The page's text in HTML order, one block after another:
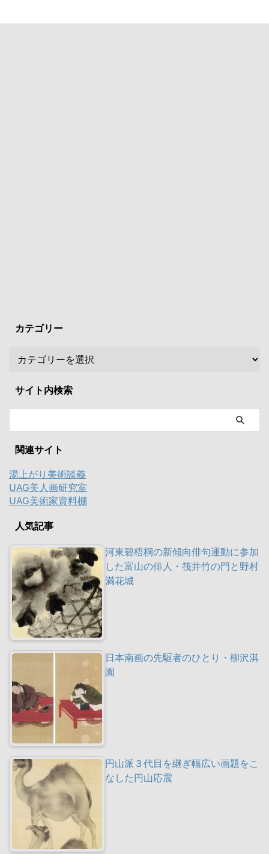
カテゴリー
サイト内検索
関連サイト
湯上がり美術談義
UAG美人画研究室
UAG美術家資料棚
人気記事
河東碧梧桐の新傾向俳句運動に参加
した富山の俳人・筏井竹の門と野村
満花城
日本南画の先駆者のひとり・柳沢淇
園
円山派３代目を継ぎ幅広い画題をこ
なした円山応震